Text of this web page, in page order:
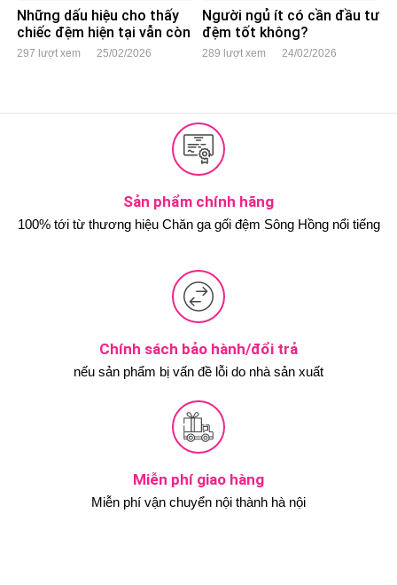
Những dấu hiệu cho thấy
chiếc đệm hiện tại vẫn còn
dùng tốt
297 lượt xem 25/02/2026
Người ngủ ít có cần đầu tư
đệm tốt không?
289 lượt xem 24/02/2026
Sản phẩm chính hãng
100% tới từ thương hiệu Chăn ga gối đệm Sông Hồng nổi tiếng
Chính sách bảo hành/đổi trả
nếu sản phẩm bị vấn đề lỗi do nhà sản xuất
Miễn phí giao hàng
Miễn phí vận chuyển nội thành hà nội